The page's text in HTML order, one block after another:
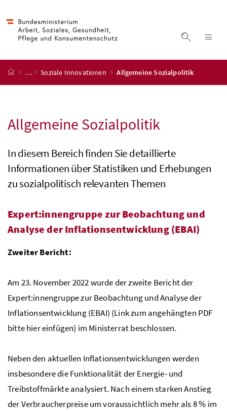
Suche
Startseite
… Soziale Innovationen Allgemeine Sozialpolitik
Allgemeine Sozialpolitik
In diesem Bereich finden Sie detaillierte
Informationen über Statistiken und Erhebungen
zu sozialpolitisch relevanten Themen
Expert:innengruppe zur Beobachtung und
Analyse der Inflationsentwicklung (EBAI)
Zweiter Bericht:
Am 23. November 2022 wurde der zweite Bericht der
Expert:innengruppe zur Beobachtung und Analyse der
Inflationsentwicklung (EBAI) (Link zum angehängten PDF
bitte hier einfügen) im Ministerrat beschlossen.
Neben den aktuellen Inflationsentwicklungen werden
insbesondere die Funktionalität der Energie- und
Treibstoffmärkte analysiert. Nach einem starken Anstieg
der Verbraucherpreise um voraussichtlich mehr als 8 % im